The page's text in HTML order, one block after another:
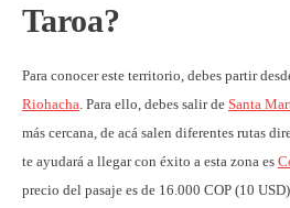
Taroa?
Para conocer este territorio, debes partir
Riohacha . Para ello, debes salir de Santa
más cercana, de acá salen diferentes rutas
te ayudará a llegar con éxito a esta zona es
precio del pasaje es de 16.000 COP (10